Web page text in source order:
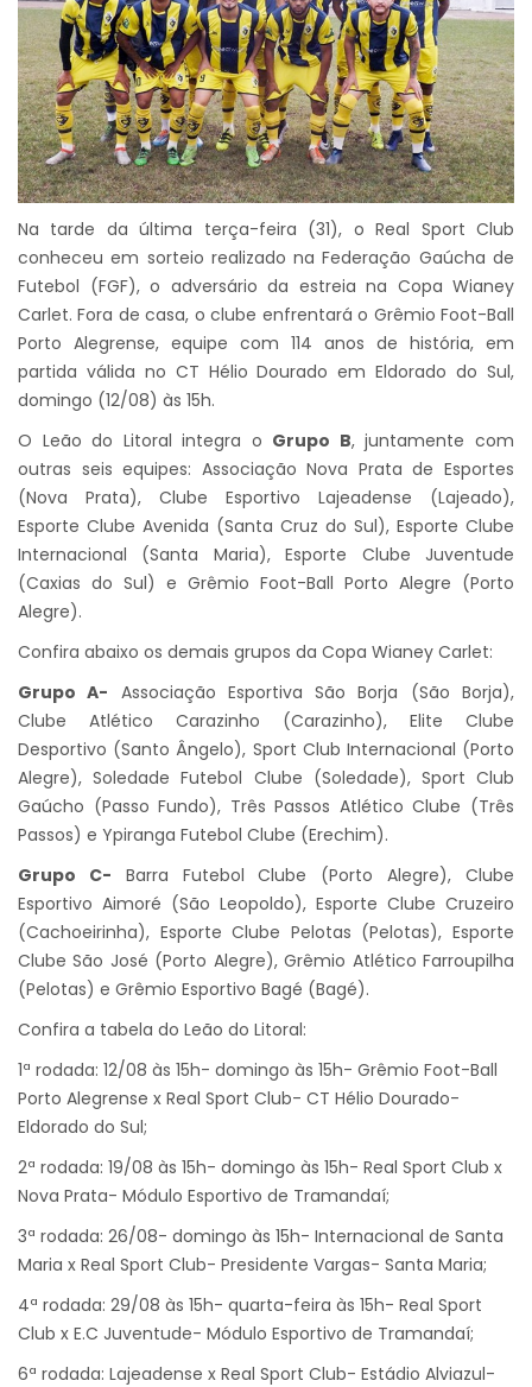
Na tarde da última terça-feira (31), o Real Sport Club
conheceu em sorteio realizado na Federação Gaúcha de
Futebol (FGF), o adversário da estreia na Copa Wianey
Carlet. Fora de casa, o clube enfrentará o Grêmio Foot-Ball
Porto Alegrense, equipe com 114 anos de história, em
partida válida no CT Hélio Dourado em Eldorado do Sul,
domingo (12/08) às 15h.
O Leão do Litoral integra o Grupo B, juntamente com
outras seis equipes: Associação Nova Prata de Esportes
(Nova Prata), Clube Esportivo Lajeadense (Lajeado),
Esporte Clube Avenida (Santa Cruz do Sul), Esporte Clube
Internacional (Santa Maria), Esporte Clube Juventude
(Caxias do Sul) e Grêmio Foot-Ball Porto Alegre (Porto
Alegre).
Confira abaixo os demais grupos da Copa Wianey Carlet:
Grupo A- Associação Esportiva São Borja (São Borja),
Clube Atlético Carazinho (Carazinho), Elite Clube
Desportivo (Santo Ângelo), Sport Club Internacional (Porto
Alegre), Soledade Futebol Clube (Soledade), Sport Club
Gaúcho (Passo Fundo), Três Passos Atlético Clube (Três
Passos) e Ypiranga Futebol Clube (Erechim).
Grupo C- Barra Futebol Clube (Porto Alegre), Clube
Esportivo Aimoré (São Leopoldo), Esporte Clube Cruzeiro
(Cachoeirinha), Esporte Clube Pelotas (Pelotas), Esporte
Clube São José (Porto Alegre), Grêmio Atlético Farroupilha
(Pelotas) e Grêmio Esportivo Bagé (Bagé).
Confira a tabela do Leão do Litoral:
1ª rodada: 12/08 às 15h- domingo às 15h- Grêmio Foot-Ball
Porto Alegrense x Real Sport Club- CT Hélio Dourado-
Eldorado do Sul;
2ª rodada: 19/08 às 15h- domingo às 15h- Real Sport Club x
Nova Prata- Módulo Esportivo de Tramandaí;
3ª rodada: 26/08- domingo às 15h- Internacional de Santa
Maria x Real Sport Club- Presidente Vargas- Santa Maria;
4ª rodada: 29/08 às 15h- quarta-feira às 15h- Real Sport
Club x E.C Juventude- Módulo Esportivo de Tramandaí;
6ª rodada: Lajeadense x Real Sport Club- Estádio Alviazul-